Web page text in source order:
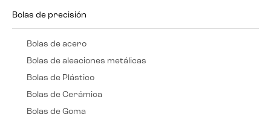
Bolas de precisión
Bolas de acero
Bolas de aleaciones metálicas
Bolas de Plástico
Bolas de Cerámica
Bolas de Goma